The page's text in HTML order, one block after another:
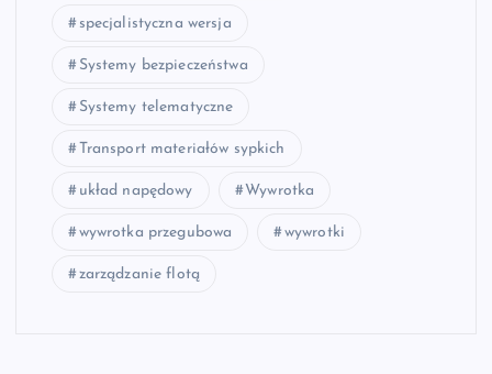
specjalistyczna wersja
Systemy bezpieczeństwa
Systemy telematyczne
Transport materiałów sypkich
układ napędowy Wywrotka
wywrotka przegubowa wywrotki
zarządzanie flotą